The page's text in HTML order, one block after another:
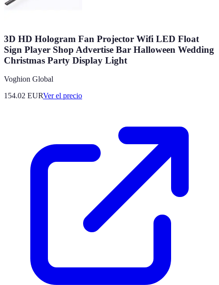
3D HD Hologram Fan Projector Wifi LED Float
Sign Player Shop Advertise Bar Halloween Wedding
Christmas Party Display Light
Voghion Global
154.02 EURVer el precio